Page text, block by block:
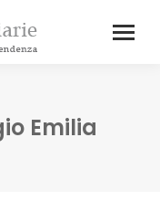
Emilia